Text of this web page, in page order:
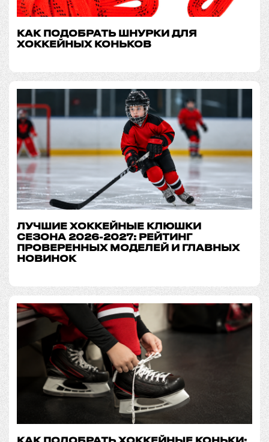
КАК ПОДОБРАТЬ ШНУРКИ ДЛЯ
ХОККЕЙНЫХ КОНЬКОВ
ЛУЧШИЕ ХОККЕЙНЫЕ КЛЮШКИ
СЕЗОНА 2026-2027: РЕЙТИНГ
ПРОВЕРЕННЫХ МОДЕЛЕЙ И ГЛАВНЫХ
НОВИНОК